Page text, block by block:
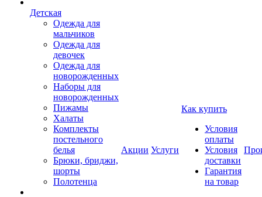
Детская
Одежда для
мальчиков
Одежда для
девочек
Одежда для
новорожденных
Наборы для
новорожденных
Пижамы
Халаты
Комплекты
постельного
белья
Брюки, бриджи,
шорты
Полотенца
Акции Услуги
Как купить
Условия
оплаты
Условия
доставки
Гарантия
на товар